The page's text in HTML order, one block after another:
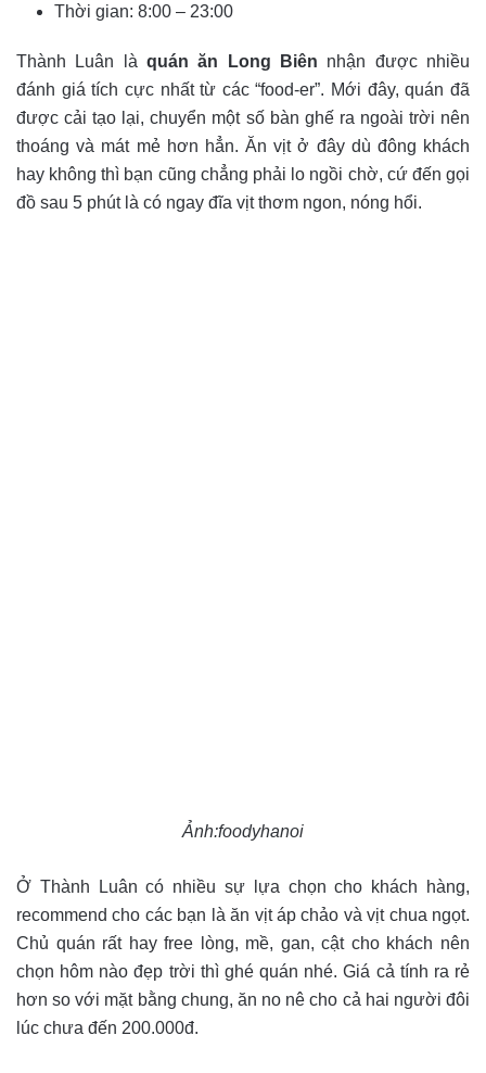
Thời gian: 8:00 – 23:00
Thành Luân là quán ăn Long Biên nhận được nhiều
đánh giá tích cực nhất từ các “food-er”. Mới đây, quán đã
được cải tạo lại, chuyển một số bàn ghế ra ngoài trời nên
thoáng và mát mẻ hơn hẳn. Ăn vịt ở đây dù đông khách
hay không thì bạn cũng chẳng phải lo ngồi chờ, cứ đến gọi
đồ sau 5 phút là có ngay đĩa vịt thơm ngon, nóng hổi.
Ảnh:foodyhanoi
Ở Thành Luân có nhiều sự lựa chọn cho khách hàng,
recommend cho các bạn là ăn vịt áp chảo và vịt chua ngọt.
Chủ quán rất hay free lòng, mề, gan, cật cho khách nên
chọn hôm nào đẹp trời thì ghé quán nhé. Giá cả tính ra rẻ
hơn so với mặt bằng chung, ăn no nê cho cả hai người đôi
lúc chưa đến 200.000đ.